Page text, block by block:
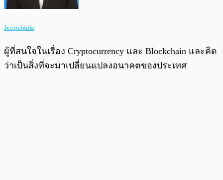
Jeerichuda
ผู้ที่สนใจในเรื่อง Cryptocurrency และ Blockchain และคิด
ว่าเป็นสิ่งที่จะมาเปลี่ยนแปลงอนาคตของประเทศ